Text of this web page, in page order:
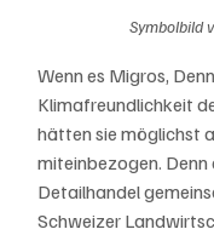
Symbolbild
Wenn es Migros,
Klimafreundlichkeit
hätten sie möglichst
miteinbezogen. Denn
Detailhandel
Schweizer